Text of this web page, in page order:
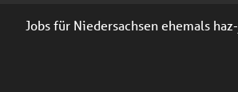
Jobs für Niedersachsen ehemals